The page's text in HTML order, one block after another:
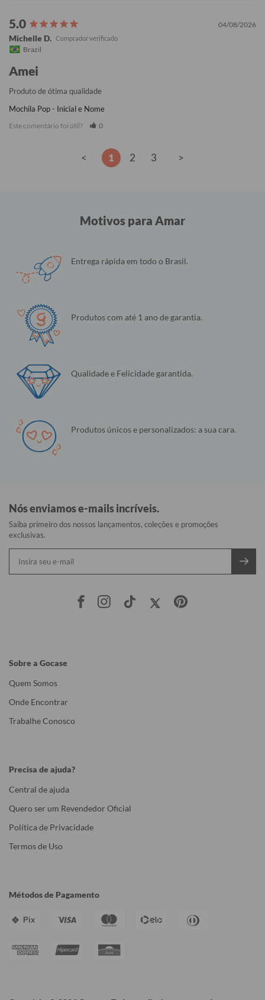
04/08/2026
Michelle D.
Brazil
Amei
Produto de ótima qualidade
Mochila Pop - Inicial e Nome
Este comentário foi útil? 0
< 1 2 3 >
Motivos para Amar
Entrega rápida em todo o Brasil.
Produtos com até 1 ano de garantia.
Qualidade e Felicidade garantida.
Produtos únicos e personalizados: a sua cara.
Nós enviamos e-mails incríveis.
Saiba primeiro dos nossos lançamentos, coleções e promoções
exclusivas.
Sobre a Gocase
Quem Somos
Onde Encontrar
Trabalhe Conosco
Precisa de ajuda?
Central de ajuda
Quero ser um Revendedor Oficial
Política de Privacidade
Termos de Uso
Métodos de Pagamento
Pix